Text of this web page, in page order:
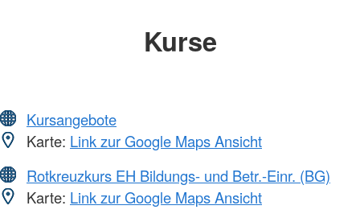
Kurse
Kursangebote
Karte: Link zur Google Maps Ansicht
Rotkreuzkurs EH Bildungs- und Betr.-Einr. (BG)
Karte: Link zur Google Maps Ansicht